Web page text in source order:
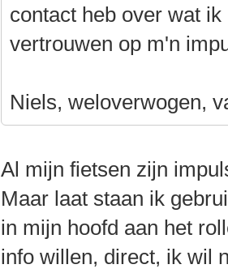
contact heb over wat
vertrouwen op m'n
Niels, weloverwogen,
Al mijn fietsen zijn
Maar laat staan ik
in mijn hoofd aan het
info willen, direct, ik wil